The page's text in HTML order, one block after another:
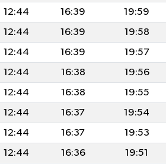
12:44 16:39 19:59
12:44 16:39 19:58
12:44 16:39 19:57
12:44 16:38 19:56
12:44 16:38 19:55
12:44 16:37 19:54
12:44 16:37 19:53
12:44 16:36 19:51